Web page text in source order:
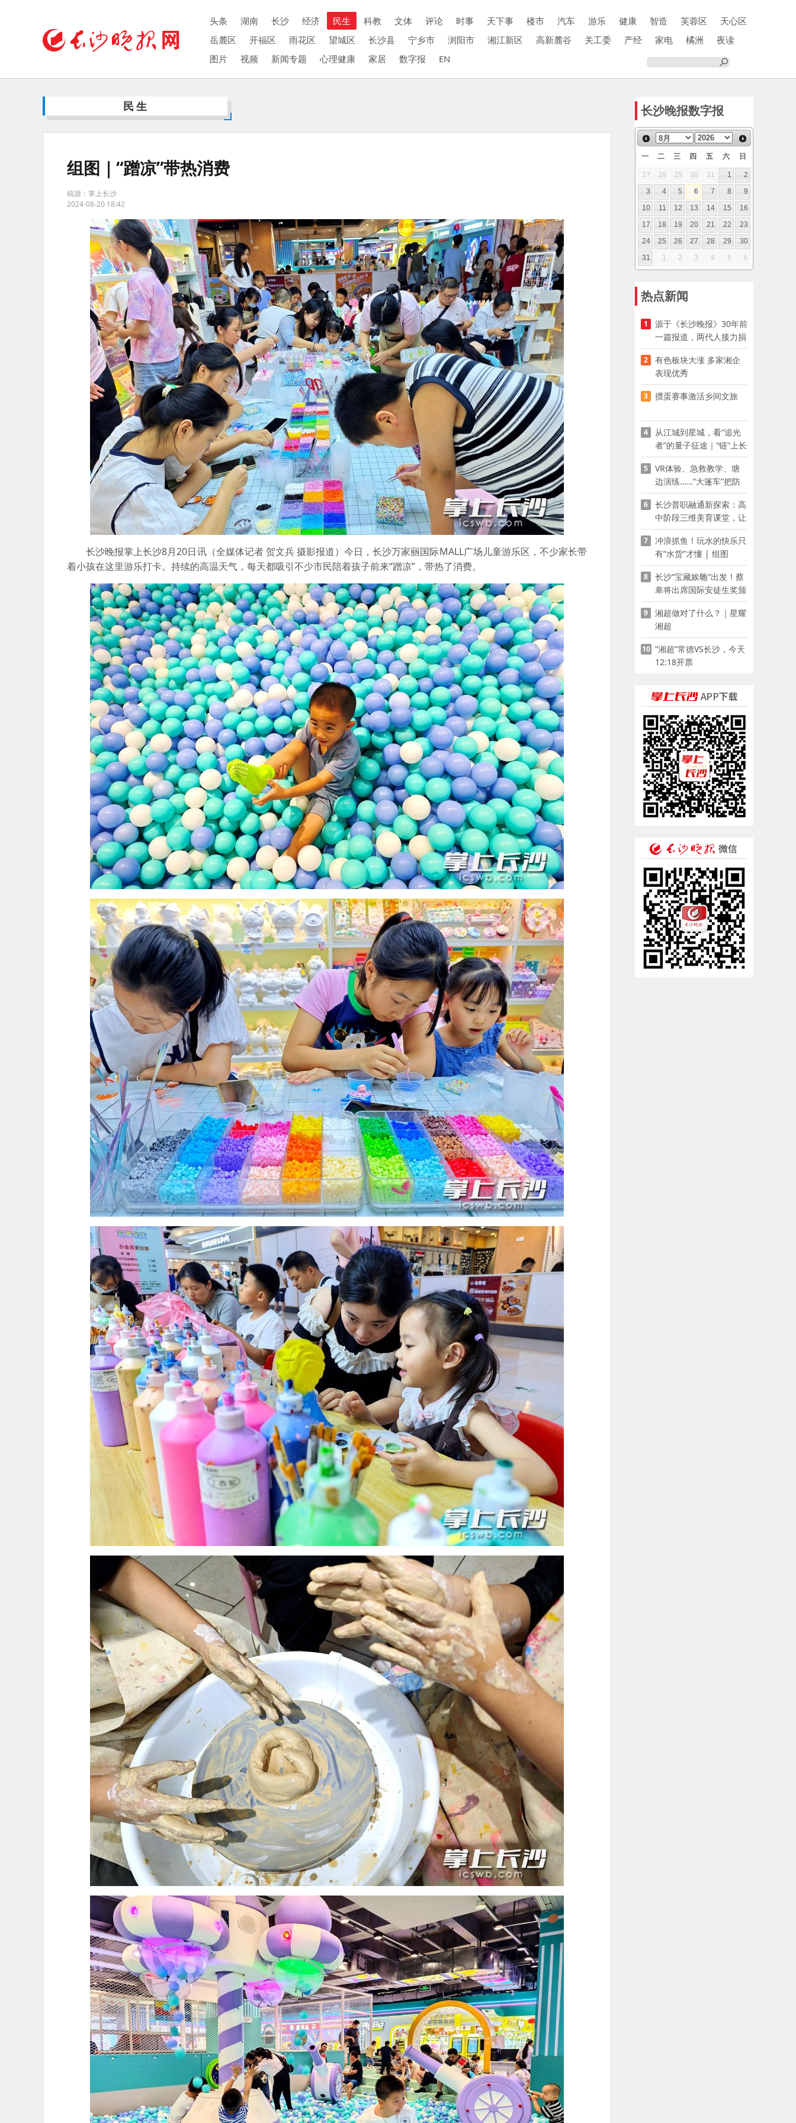
头条 湖南 长沙 经济 民生 科教 文体 评论 时事 天下事 楼市 汽车 游乐 健康 智造 芙蓉区
天心区
岳麓区
开福区 雨花区 望城区 长沙县 宁乡市 浏阳市 湘江新区 高新麓谷 关工委 产经 家电 橘洲
夜读
图片
视频 新闻专题 心理健康 家居 数字报 EN
民生
组图｜“蹭凉”带热消费
稿源：掌上长沙
2024-08-20 18:42
长沙晚报掌上长沙8月20日讯（全媒体记者 贺文兵 摄影报道）今日，长沙万家丽国际MALL广场儿童游乐区，不少家长带
着小孩在这里游乐打卡。持续的高温天气，每天都吸引不少市民陪着孩子前来“蹭凉”，带热了消费。
长沙晚报数字报
一 二 三 四 五 六 日
27 28 29 30 31 1
2
3
4 5 6 7 8
9
10
11 12 13 14 15
16
17
18 19 20 21 22
23
24
25 26 27 28 29
30
31
1 2 3 4 5 6
热点新闻
1
源于《长沙晚报》30年前
一篇报道，两代人接力捐
资助学
2
有色板块大涨 多家湘企
表现优秀
3 掼蛋赛事激活乡间文旅
4
从江城到星城，看“追光
者”的量子征途｜“链”上长
沙 “才”够硬核
5
VR体验、急救教学、塘
边演练……“大篷车”把防
溺水课堂搬到乡村青少年
家门口
6
长沙普职融通新探索：高
中阶段三维美育课堂，让
少年向美而生
7
冲浪抓鱼！玩水的快乐只
有“水货”才懂 | 组图
8
长沙“宝藏娭毑”出发！蔡
皋将出席国际安徒生奖颁
奖典礼并领奖
9
湘超做对了什么？｜星耀
湘超
10 “湘超”常德VS长沙，今天
12:18开票